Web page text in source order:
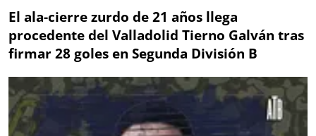
El ala-cierre zurdo de 21 años llega
procedente del Valladolid Tierno Galván tras
firmar 28 goles en Segunda División B